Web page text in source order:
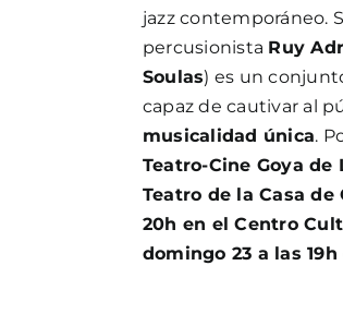
jazz contemporáneo.
percusionista Ruy
Soulas) es un
capaz de cautivar al
musicalidad única.
Teatro-Cine Goya de
Teatro de la Casa de
20h en el Centro
domingo 23 a las